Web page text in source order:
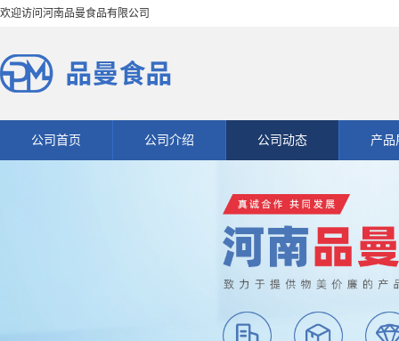
欢迎访问河南品曼食品有限公司
公司首页 公司介绍 公司动态 产品